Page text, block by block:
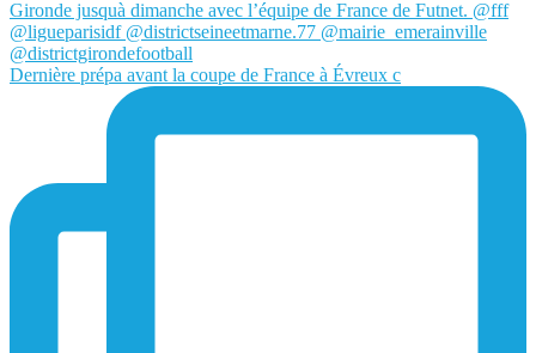
Dernière prépa avant la coupe de France à Évreux c